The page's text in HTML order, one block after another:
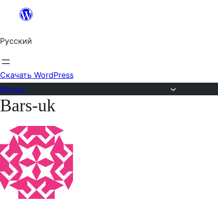
Перейти
содержимому
Русский
Скачать WordPress
Перейти
содержимому
Bars-uk